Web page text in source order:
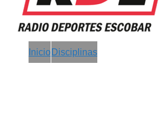
Inicio Disciplinas